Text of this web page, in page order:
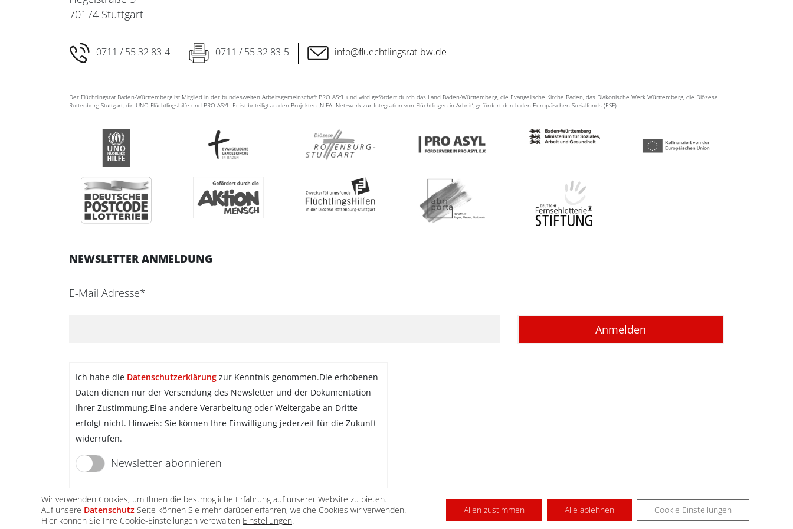
70174 Stuttgart
0711 / 55 32 83-4 0711 / 55 32 83-5 info@fluechtlingsrat-bw.de
Der Flüchtlingsrat Baden-Württemberg ist Mitglied in der bundesweiten Arbeitsgemeinschaft PRO ASYL und wird gefördert durch das Land Baden-Württemberg, die Evangelische Kirche Baden, das Diakonische Werk Württemberg, die Diözese
Rottenburg-Stuttgart, die UNO-Flüchtlingshilfe und PRO ASYL. Er ist beteiligt an den Projekten ‚NIFA- Netzwerk zur Integration von Flüchtlingen in Arbeit‘, gefördert durch den Europäischen Sozialfonds (ESF).
NEWSLETTER ANMELDUNG
E-Mail Adresse*
Ich habe die Datenschutzerklärung zur Kenntnis genommen.Die erhobenen
Daten dienen nur der Versendung des Newsletter und der Dokumentation
Ihrer Zustimmung.Eine andere Verarbeitung oder Weitergabe an Dritte
erfolgt nicht. Hinweis: Sie können Ihre Einwilligung jederzeit für die Zukunft
widerrufen.
Newsletter abonnieren
DATENSCHUTZ IMPRESSUM KONTAKT
Wir verwenden Cookies, um Ihnen die bestmögliche Erfahrung auf unserer Website zu bieten.
Auf unsere Datenschutz Seite können Sie mehr darüber erfahren, welche Cookies wir verwenden.
Hier können Sie Ihre Cookie-Einstellungen verewalten Einstellungen.
Allen zustimmen Alle ablehnen Cookie Einstellungen